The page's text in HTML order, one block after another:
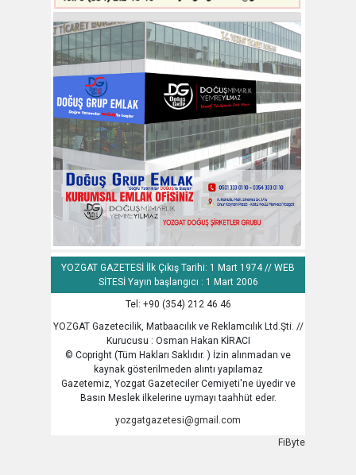
YOZGAT GAZETESİ İlk Çıkış Tarihi: 1 Mart 1974 // WEB
SİTESİ Yayın başlangıcı : 1 Mart 2006
Tel: +90 (354) 212 46 46
YOZGAT Gazetecilik, Matbaacılık ve Reklamcılık Ltd.Şti. //
Kurucusu : Osman Hakan KİRACI
© Copright (Tüm Hakları Saklıdır. ) İzin alınmadan ve
kaynak gösterilmeden alıntı yapılamaz
Gazetemiz, Yozgat Gazeteciler Cemiyeti'ne üyedir ve
Basın Meslek ilkelerine uymayı taahhüt eder.
yozgatgazetesi@gmail.com
FiByte